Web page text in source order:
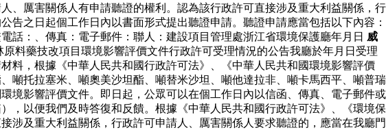
、厲害關係人有申請聽證的權利。認為該行政許可直接涉及重大利益關係，行
之日起個工作日內以書面形式提出聽證申請。聽證申請應當包括以下內容：
話：、傳真：電子郵件：聯人：建設項目管理處浙江省環境保護廳年月日 威
料藥技改項目環境影響評價文件行政許可受理情況的公告我廳於年月日受理
料，根據《中華人民共和國行政許可法》、《中華人民共和國環境影響評價
噸托拉塞米、噸奧美沙坦酯、噸替米沙坦、噸他達拉非、噸卡馬西平、噸普瑞
境影響評價文件。即日起，公眾可以在個工作日內以信函、傳真、電子郵件或
，以便我們及時答復和反饋。根據《中華人民共和國行政許可法》、《環境保
涉及重大利益關係，行政許可申請人、厲害關係人要求聽證的，應當在我廳門